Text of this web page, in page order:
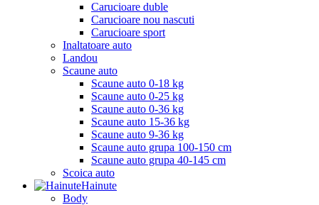
Carucioare duble
Carucioare nou nascuti
Carucioare sport
Inaltatoare auto
Landou
Scaune auto
Scaune auto 0-18 kg
Scaune auto 0-25 kg
Scaune auto 0-36 kg
Scaune auto 15-36 kg
Scaune auto 9-36 kg
Scaune auto grupa 100-150 cm
Scaune auto grupa 40-145 cm
Scoica auto
Hainute
Body